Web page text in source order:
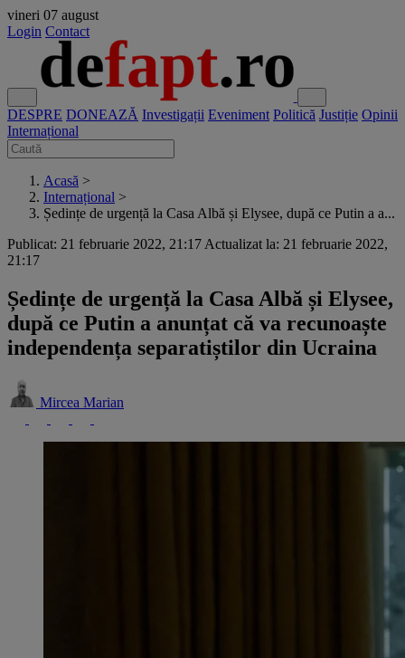
vineri 07 august
Login Contact
DESPRE DONEAZĂ Investigații Eveniment Politică Justiție Opinii
Internațional
Acasă >
Internațional >
Ședințe de urgență la Casa Albă și Elysee, după ce Putin a a...
Publicat: 21 februarie 2022, 21:17 Actualizat la: 21 februarie 2022,
21:17
Ședințe de urgență la Casa Albă și Elysee,
după ce Putin a anunțat că va recunoaște
independența separatiștilor din Ucraina
Mircea Marian